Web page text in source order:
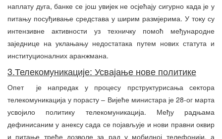
наплату дуга, банке се још увијек не осјећају сигурно када је у
питању посуђивање средстава у ширим размјерима. У току су
интензивне активности уз техничку помоћ међународне
заједнице на уклањању недостатака путем нових статута и
институционалних аранжмана.
3.Телекомуникације: Усвајање нове политике
Опет је напредак у процесу прструктурисања сектора
телекомуникација у порасту – Вијеће министара је 28-ог марта
усвојило политику телекомуникација. Међу радњама
дефинисаним у анексу сада се појављује и нови правни оквир
и питање треће дозволе за рад у мобилној телефонији, а